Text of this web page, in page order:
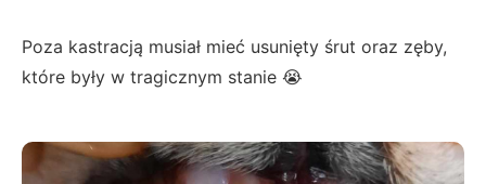
Poza kastracją musiał mieć usunięty śrut oraz zęby,
które były w tragicznym stanie 😭